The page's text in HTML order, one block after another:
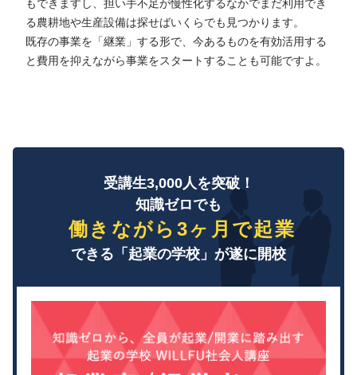
もできますし、担い手不足が慢性化するなかでまだ利用でき
る農耕地や生産設備は探せばいくらでも見つかります。
既存の事業を「継業」する形で、今あるものを有効活用する
と費用を抑えながら事業をスタートすることも可能ですよ。
受講生3,000人を突破！
知識ゼロでも
働きながら3ヶ月で起業
できる「起業の学校」が遂に開校